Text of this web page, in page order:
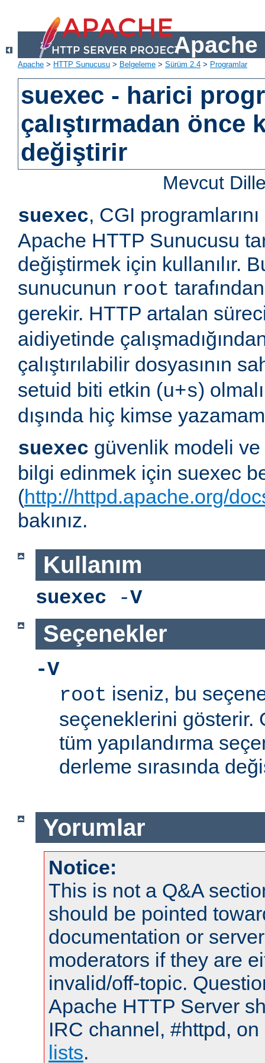
Apache
Apache > HTTP Sunucusu > Belgeleme > Sürüm 2.4 > Programlar
suexec - harici
çalıştırmadan önce
değiştirir
Mevcut
suexec, CGI
Apache HTTP Sunucusu
değiştirmek için kullanılır.
sunucunun root
gerekir. HTTP artalan
aidiyetinde
çalıştırılabilir dosyasının
setuid biti etkin (u+s)
dışında hiç kimse
suexec güvenlik modeli
bilgi edinmek için suexec
(http://httpd.apache.org/
bakınız.
Kullanım
suexec -V
Seçenekler
-V
root iseniz, bu
seçeneklerini gösterir.
tüm yapılandırma
derleme sırasında
Yorumlar
Notice:
This is not a Q&A
should be pointed
documentation or
moderators if they are
invalid/off-topic.
Apache HTTP Server
IRC channel, #httpd,
lists.